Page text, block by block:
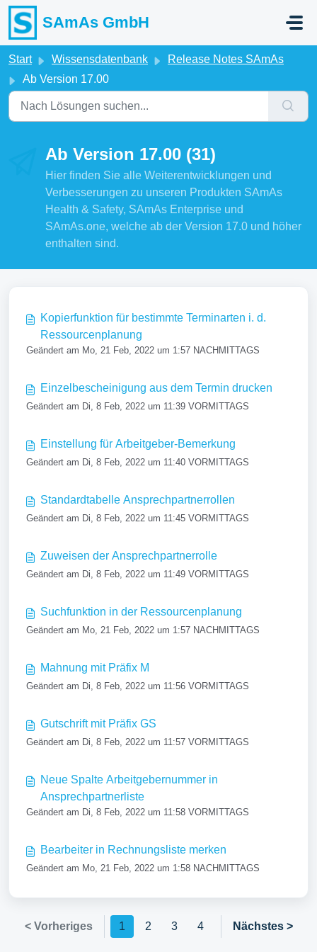
Zum hauptsächlichen Inhalt gehen
SAmAs GmbH
Start Wissensdatenbank
Release Notes SAmAs
Ab Version 17.00
Ab Version 17.00 (31)
Hier finden Sie alle Weiterentwicklungen und
Verbesserungen zu unseren Produkten SAmAs
Health & Safety, SAmAs Enterprise und
SAmAs.one, welche ab der Version 17.0 und höher
enthalten sind.
Kopierfunktion für bestimmte Terminarten i. d.
Ressourcenplanung
Geändert am Mo, 21 Feb, 2022 um 1:57 NACHMITTAGS
Einzelbescheinigung aus dem Termin drucken
Geändert am Di, 8 Feb, 2022 um 11:39 VORMITTAGS
Einstellung für Arbeitgeber-Bemerkung
Geändert am Di, 8 Feb, 2022 um 11:40 VORMITTAGS
Standardtabelle Ansprechpartnerrollen
Geändert am Di, 8 Feb, 2022 um 11:45 VORMITTAGS
Zuweisen der Ansprechpartnerrolle
Geändert am Di, 8 Feb, 2022 um 11:49 VORMITTAGS
Suchfunktion in der Ressourcenplanung
Geändert am Mo, 21 Feb, 2022 um 1:57 NACHMITTAGS
Mahnung mit Präfix M
Geändert am Di, 8 Feb, 2022 um 11:56 VORMITTAGS
Gutschrift mit Präfix GS
Geändert am Di, 8 Feb, 2022 um 11:57 VORMITTAGS
Neue Spalte Arbeitgebernummer in
Ansprechpartnerliste
Geändert am Di, 8 Feb, 2022 um 11:58 VORMITTAGS
Bearbeiter in Rechnungsliste merken
Geändert am Mo, 21 Feb, 2022 um 1:58 NACHMITTAGS
< Vorheriges 1 2 3 4 Nächstes >